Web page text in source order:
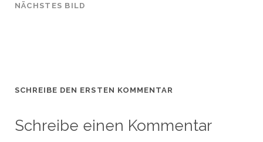
NÄCHSTES BILD
SCHREIBE DEN ERSTEN KOMMENTAR
Schreibe einen Kommentar